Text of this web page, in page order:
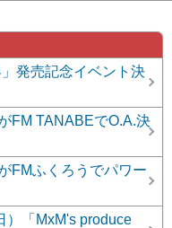
」発売記念イベント決
FM TANABEでO.A.決
FMふくろうでパワー
）「MxM's produce